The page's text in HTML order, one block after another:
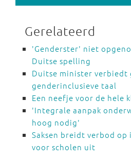
Gerelateerd
'Genderster' niet
Duitse spelling
Duitse minister verbiedt
genderinclusieve taal
Een neefje voor de hele
'Integrale aanpak
hoog nodig'
Saksen breidt verbod op
voor scholen uit